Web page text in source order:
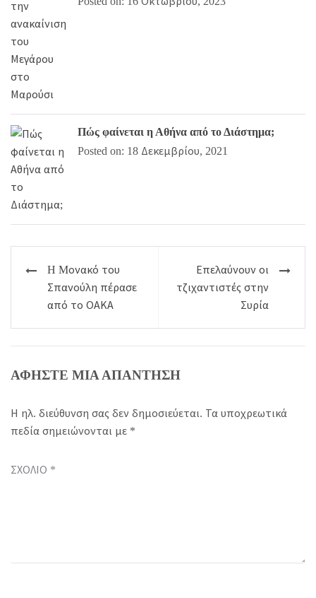
Πώς φαίνεται η Αθήνα από το Διάστημα;
Posted on: 18 Δεκεμβρίου, 2021
Πλοήγηση
άρθρων
H Mονακό του
Σπανούλη πέρασε
από το ΟΑΚΑ
Επελαύνουν οι
τζιχαντιστές στην
Συρία
ΑΦΉΣΤΕ ΜΙΑ ΑΠΆΝΤΗΣΗ
Η ηλ. διεύθυνση σας δεν δημοσιεύεται. Τα υποχρεωτικά
πεδία σημειώνονται με *
ΣΧΌΛΙΟ *